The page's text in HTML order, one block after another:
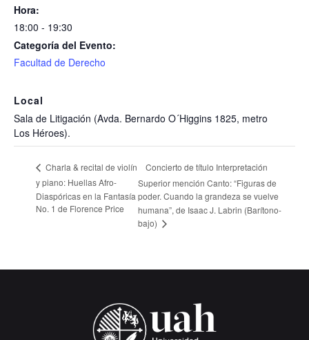
Hora:
18:00 - 19:30
Categoría del Evento:
Facultad de Derecho
Local
Sala de Litigación (Avda. Bernardo O´Higgins 1825, metro
Los Héroes).
Charla & recital de violín
y piano: Huellas Afro-
Diaspóricas en la Fantasía
No. 1 de Florence Price
Concierto de título Interpretación
Superior mención Canto: “Figuras de
poder. Cuando la grandeza se vuelve
humana”, de Isaac J. Labrin (Barítono-
bajo)